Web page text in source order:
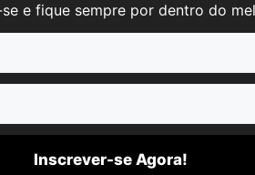
e fique sempre por dentro do
Inscrever-se Agora!